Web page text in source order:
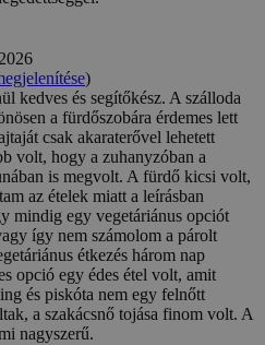
)
kedves és segítőkész. A szálloda
a fürdőszobára érdemes lett
csak akaraterővel lehetett
volt, hogy a zuhanyzóban a
is megvolt. A fürdő kicsi volt,
az ételek miatt a leírásban
mindig egy vegetáriánus opciót
így nem számolom a párolt
étkezés három nap
opció egy édes étel volt, amit
és piskóta nem egy felnőtt
a szakácsnő tojása finom volt. A
nagyszerű.